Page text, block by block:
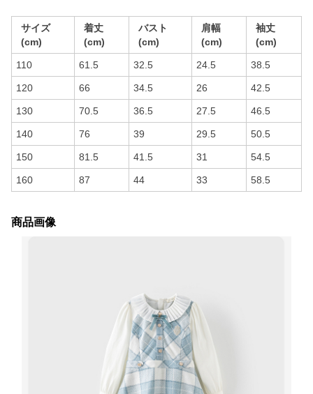
サイズ
(cm)
着丈
(cm)
バスト
(cm)
肩幅
(cm)
袖丈
(cm)
110 61.5 32.5 24.5 38.5
120 66 34.5 26 42.5
130 70.5 36.5 27.5 46.5
140 76 39 29.5 50.5
150 81.5 41.5 31 54.5
160 87 44 33 58.5
商品画像